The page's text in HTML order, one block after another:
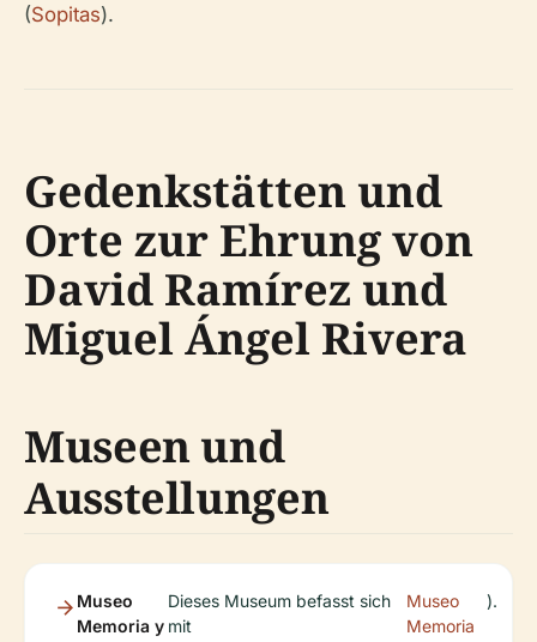
(Sopitas).
Gedenkstätten und
Orte zur Ehrung von
David Ramírez und
Miguel Ángel Rivera
Museen und
Ausstellungen
Museo
Memoria y
Dieses Museum befasst sich
mit
Museo
Memoria
).